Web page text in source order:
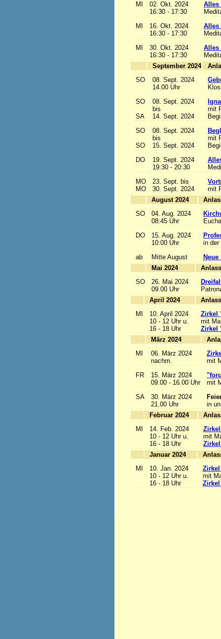
MI
02. Okt. 2024
16:30 - 17:30
Alles
MI
16. Okt. 2024
16:30 - 17:30
Alles
MI
30. Okt. 2024
16:30 - 17:30
Alles
September 2024
SO
08. Sept. 2024
14.00 Uhr
SO
SA
08. Sept. 2024
bis
14. Sept. 2024
mit
SO
SO
08. Sept. 2024
bis
15. Sept. 2024
mit
DO
19. Sept. 2024
19:30 - 20:30
MO
MO
23. Sept. bis
30. Sept. 2024
mit
August 2024
SO
04. Aug. 2024
08:45 Uhr
DO
15. Aug. 2024
10:00 Uhr
in der
ab
Mitte August
Mai 2024
SO
26. Mai 2024
09.00 Uhr
April 2024
MI
10. April 2024
10 - 12 Uhr u.
16 - 18 Uhr
Zirkel
mit
Zirkel
März 2024
MI
06. März 2024
nachm.
mit
FR
15. März 2024
09.00 - 16.00 Uhr
mit
SA
30. März 2024
21.00 Uhr
in
Februar 2024
MI
14. Feb. 2024
10 - 12 Uhr u.
16 - 18 Uhr
mit
Januar 2024
MI
10. Jan. 2024
10 - 12 Uhr u.
16 - 18 Uhr
mit